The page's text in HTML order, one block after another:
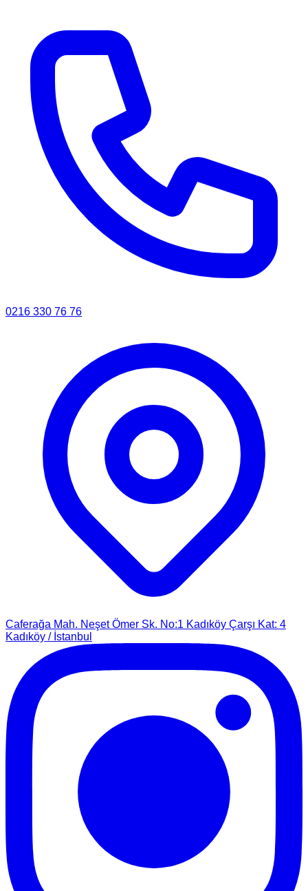
0216 330 76 76
Caferağa Mah. Neşet Ömer Sk. No:1 Kadıköy Çarşı Kat: 4
Kadıköy / İstanbul